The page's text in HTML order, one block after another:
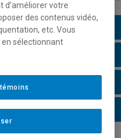
votre
des contenus vidéo,
etc. Vous
sélectionnant